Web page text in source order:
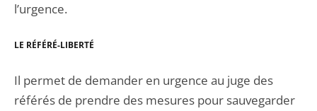
l’urgence.
LE RÉFÉRÉ-LIBERTÉ
Il permet de demander en urgence au juge des
référés de prendre des mesures pour sauvegarder